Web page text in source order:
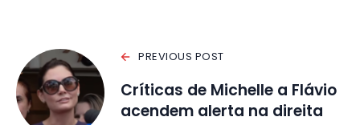
PREVIOUS POST
Críticas de Michelle a Flávio
acendem alerta na direita